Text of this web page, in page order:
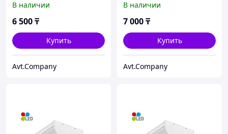
В наличии
6 500₸
Купить
Avt.Company
В наличии
7 000₸
Купить
Avt.Company